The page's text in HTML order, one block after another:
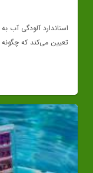
استاندارد آلودگی آب
تعیین می‌کند که